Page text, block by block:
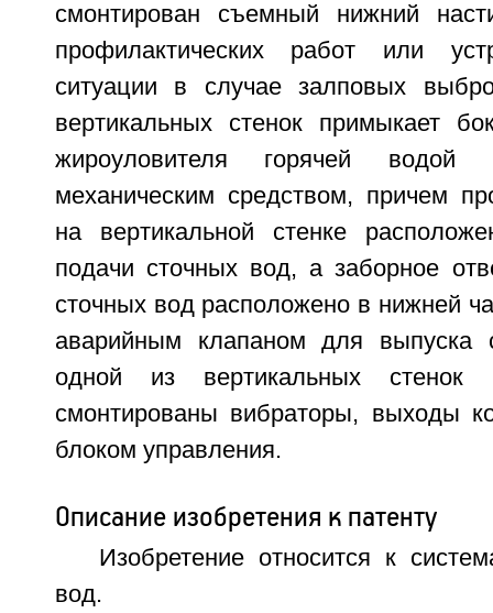
смонтирован съемный нижний
профилактических работ или
ситуации в случае залповых
вертикальных стенок примыкает
жироуловителя горячей
механическим средством, причем
на вертикальной стенке
подачи сточных вод, а заборное
сточных вод расположено в нижней
аварийным клапаном для выпуска
одной из вертикальных
смонтированы вибраторы, выходы
блоком управления.
Описание изобретения к патенту
Изобретение относится к
вод.